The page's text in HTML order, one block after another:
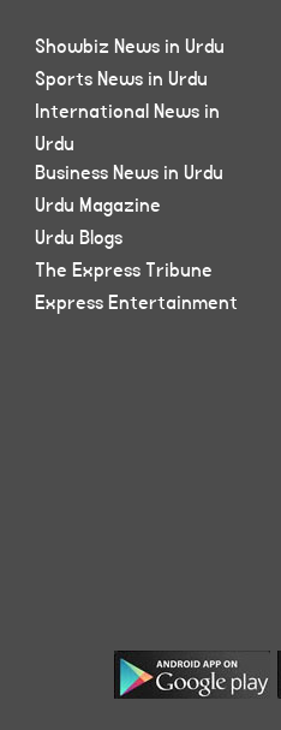
Showbiz News in Urdu
Sports News in Urdu
International News in
Urdu
Business News in Urdu
Urdu Magazine
Urdu Blogs
The Express Tribune
Express Entertainment